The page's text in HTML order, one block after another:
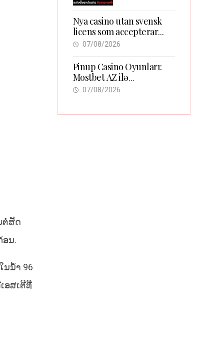
ຕໍ່ສັດ
ອນ.
ນ້ຳ 96
ອສເຕີທີ່
ການເຕີບໂຕ
Nya casino utan svensk
licens som accepterar
Swish: En jämförelse
07/08/2026
Pinup Casino Oyunları:
Mostbet AZ ilə
Müqayisədə Nə Təqdim
07/08/2026